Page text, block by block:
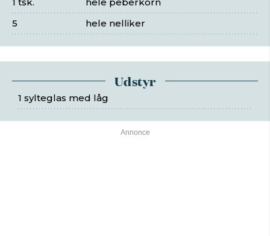
hele nelliker
5
Udstyr
1 sylteglas med låg